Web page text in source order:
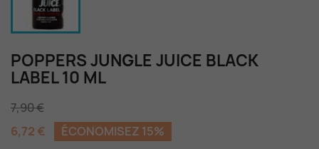
POPPERS JUNGLE JUICE BLACK
LABEL 10 ML
7,90 €
6,72 €
ÉCONOMISEZ 15%